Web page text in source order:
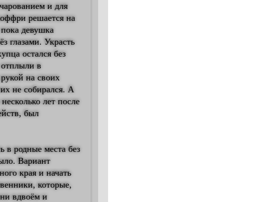
и для
решается на
девушка
глазами. Украсть
остался без
в
на своих
не собирался. А
лет после
был
родные места без
Вариант
края и начать
которые,
вдвоём и